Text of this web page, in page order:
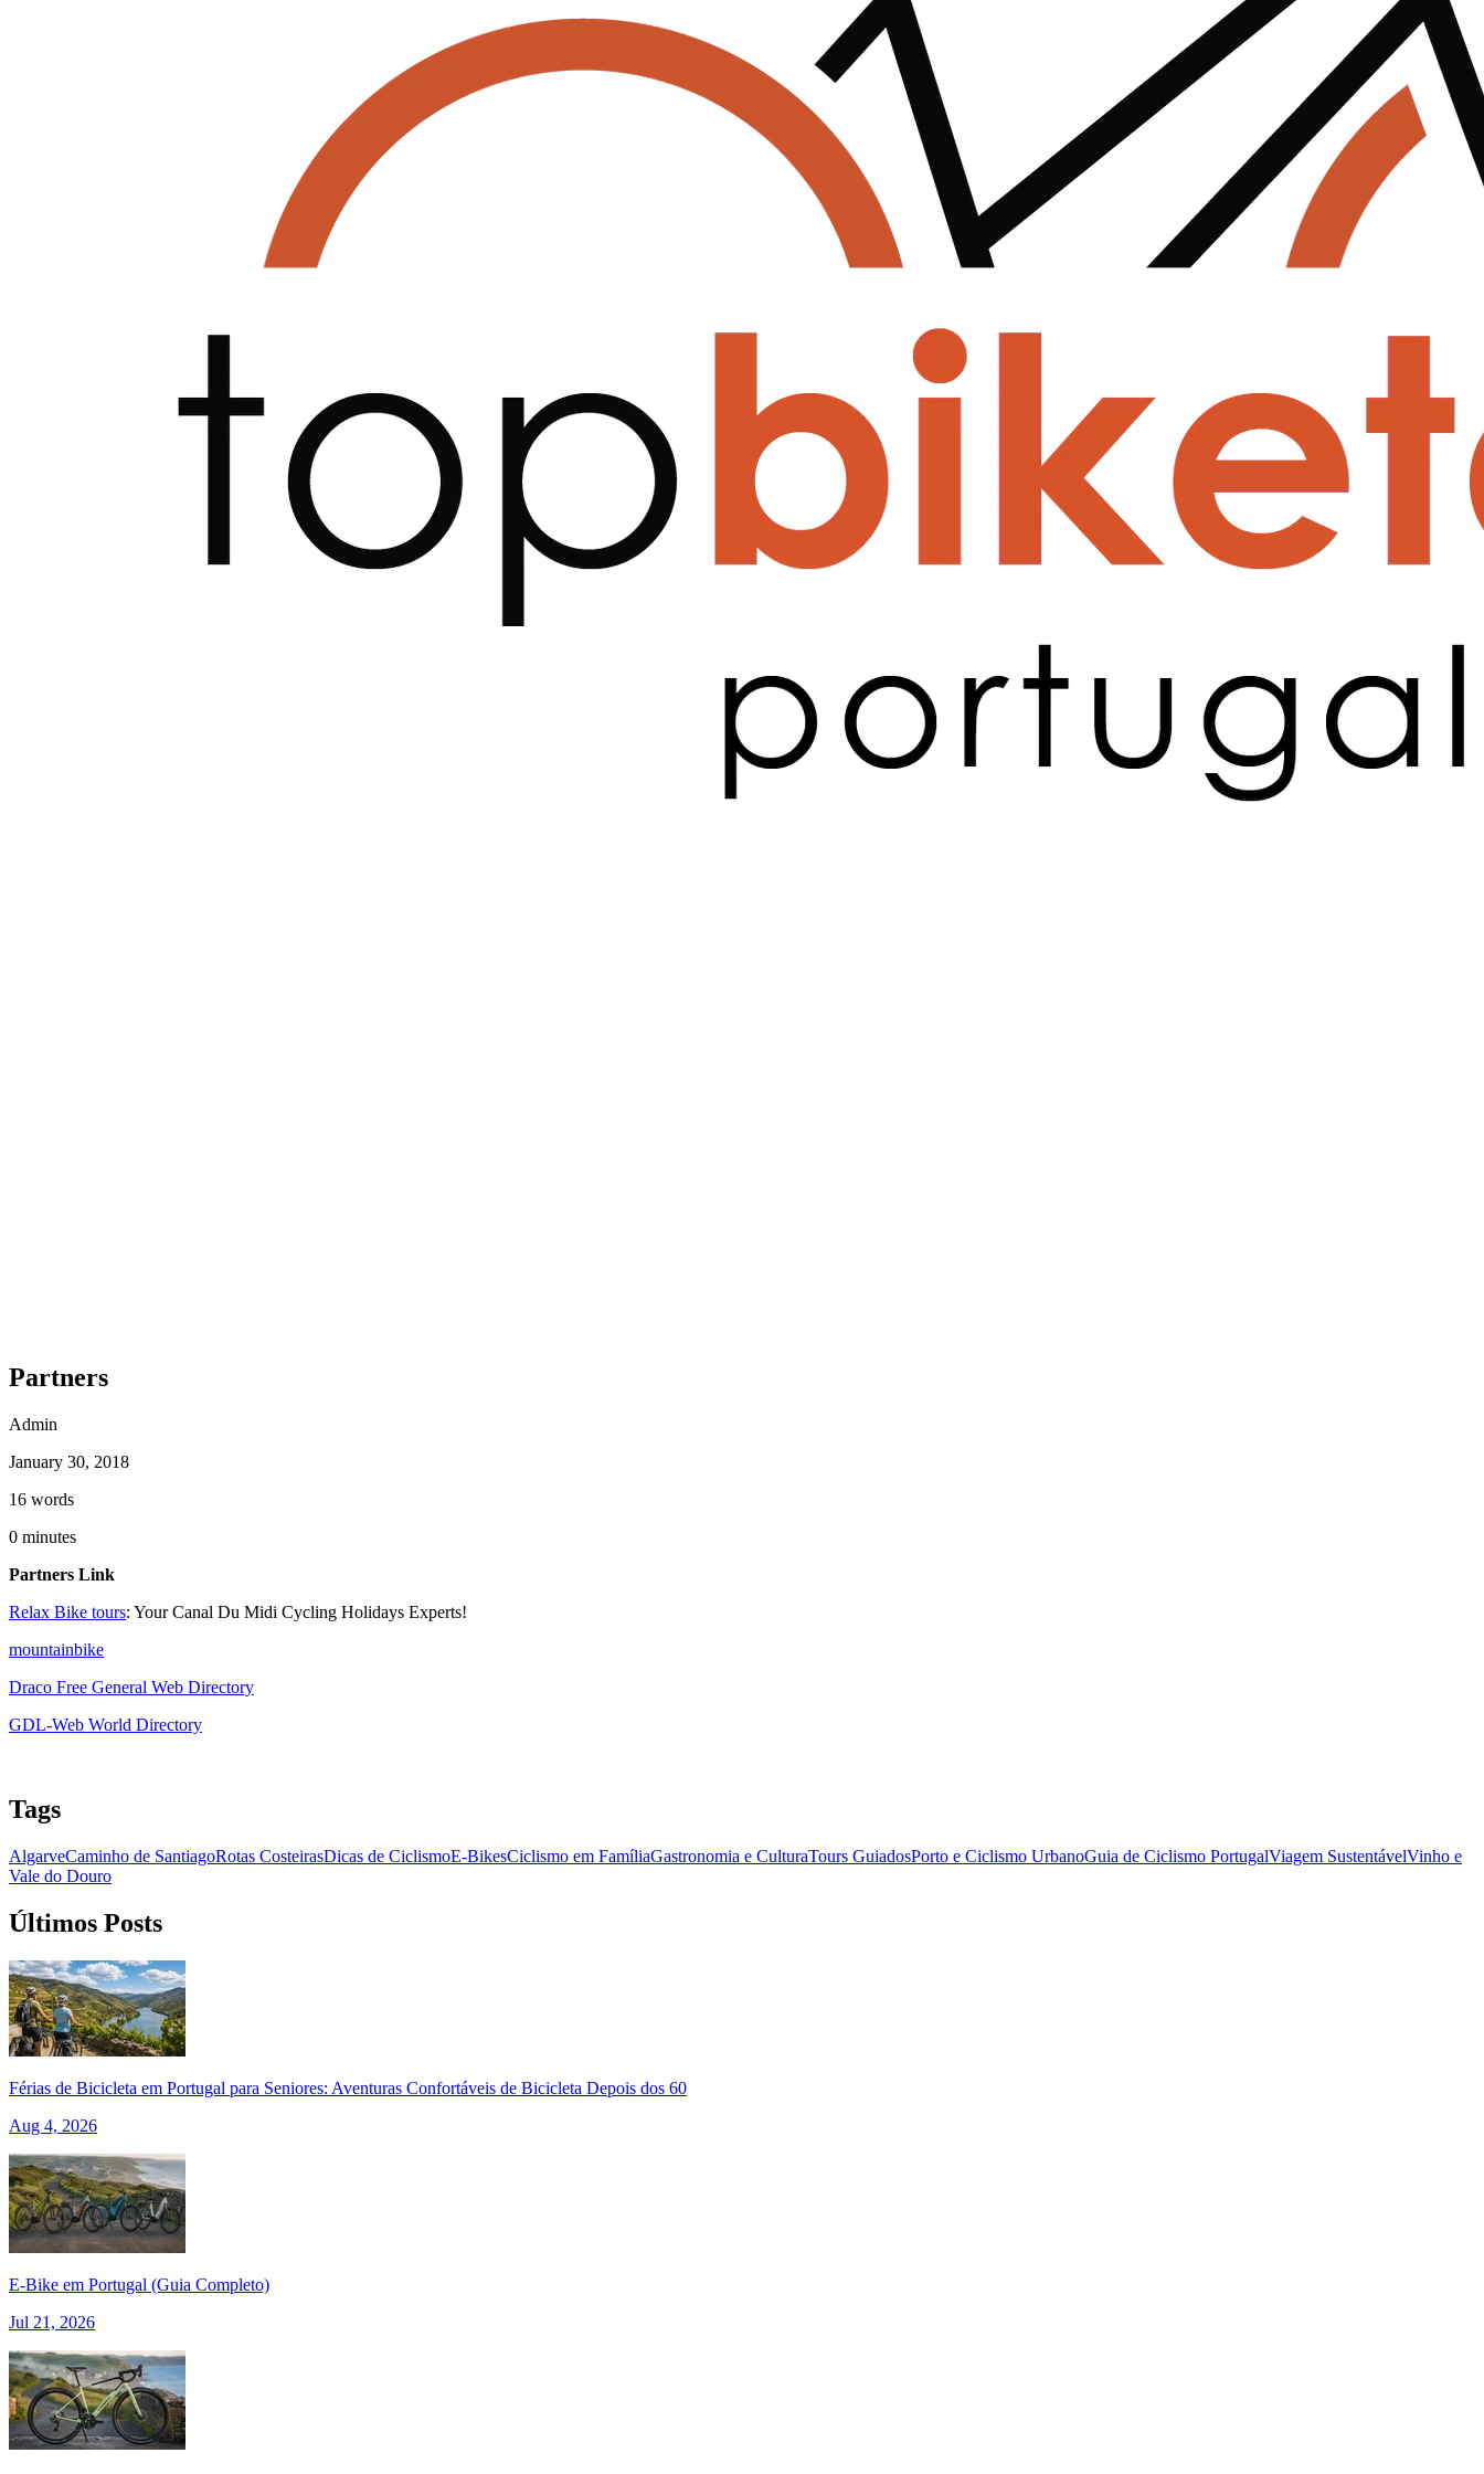
a partir de 1602,00 €
Caminho Francês de Santiago de Compostela
16 Dias|4/5
Tour Douro Vinhateiro em Bicicleta - Top Bike Tours
Partners
Admin
January 30, 2018
16 words
0 minutes
Partners Link
Relax Bike tours: Your Canal Du Midi Cycling Holidays Experts!
mountainbike
Draco Free General Web Directory
GDL-Web World Directory
Tags
AlgarveCaminho de SantiagoRotas CosteirasDicas de CiclismoE-BikesCiclismo em FamíliaGastronomia e CulturaTours GuiadosPorto e Ciclismo UrbanoGuia de Ciclismo PortugalViagem SustentávelVinho e
Vale do Douro
Últimos Posts
Férias de Bicicleta em Portugal para Seniores: Aventuras Confortáveis de Bicicleta Depois dos 60
Aug 4, 2026
E‑Bike em Portugal (Guia Completo)
Jul 21, 2026